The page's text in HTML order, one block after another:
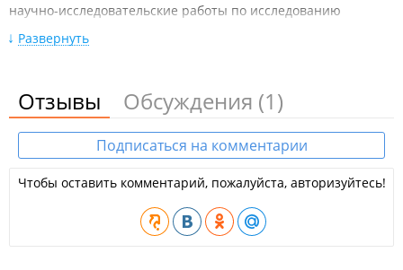
научно-исследовательские работы по исследованию
наземных экосистем Дальнего Востока России и
сопредельных стран Азии и Тихоокеанского бассейна.
биоразнообразия, экологии и эволюции животного и
растительного мира, почвенного покрова Азиатско-
Тихоокеанского региона и разработка научных основ и
технологий рационального использования, охраны и
воспроизводства биологических ресурсов российского
Развернуть
Отзывы Обсуждения (1)
Подписаться на комментарии
Чтобы оставить комментарий, пожалуйста, авторизуйтесь!